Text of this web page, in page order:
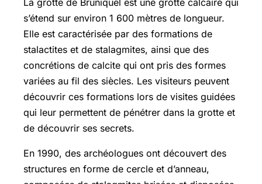
La grotte de Bruniquel est une grotte calcaire qui
s’étend sur environ 1 600 mètres de longueur.
Elle est caractérisée par des formations de
stalactites et de stalagmites, ainsi que des
concrétions de calcite qui ont pris des formes
variées au fil des siècles. Les visiteurs peuvent
découvrir ces formations lors de visites guidées
qui leur permettent de pénétrer dans la grotte et
de découvrir ses secrets.
En 1990, des archéologues ont découvert des
structures en forme de cercle et d’anneau,